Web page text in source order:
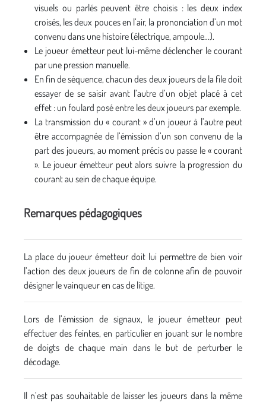
visuels ou parlés peuvent être choisis : les deux index
croisés, les deux pouces en l’air, la prononciation d’un mot
convenu dans une histoire (électrique, ampoule…).
Le joueur émetteur peut lui-même déclencher le courant
par une pression manuelle.
En fin de séquence, chacun des deux joueurs de la file doit
essayer de se saisir avant l’autre d’un objet placé à cet
effet : un foulard posé entre les deux joueurs par exemple.
La transmission du « courant » d’un joueur à l’autre peut
être accompagnée de l’émission d’un son convenu de la
part des joueurs, au moment précis ou passe le « courant
». Le joueur émetteur peut alors suivre la progression du
courant au sein de chaque équipe.
Remarques pédagogiques
La place du joueur émetteur doit lui permettre de bien voir
l’action des deux joueurs de fin de colonne afin de pouvoir
désigner le vainqueur en cas de litige.
Lors de l’émission de signaux, le joueur émetteur peut
effectuer des feintes, en particulier en jouant sur le nombre
de doigts de chaque main dans le but de perturber le
décodage.
Il n’est pas souhaitable de laisser les joueurs dans la même